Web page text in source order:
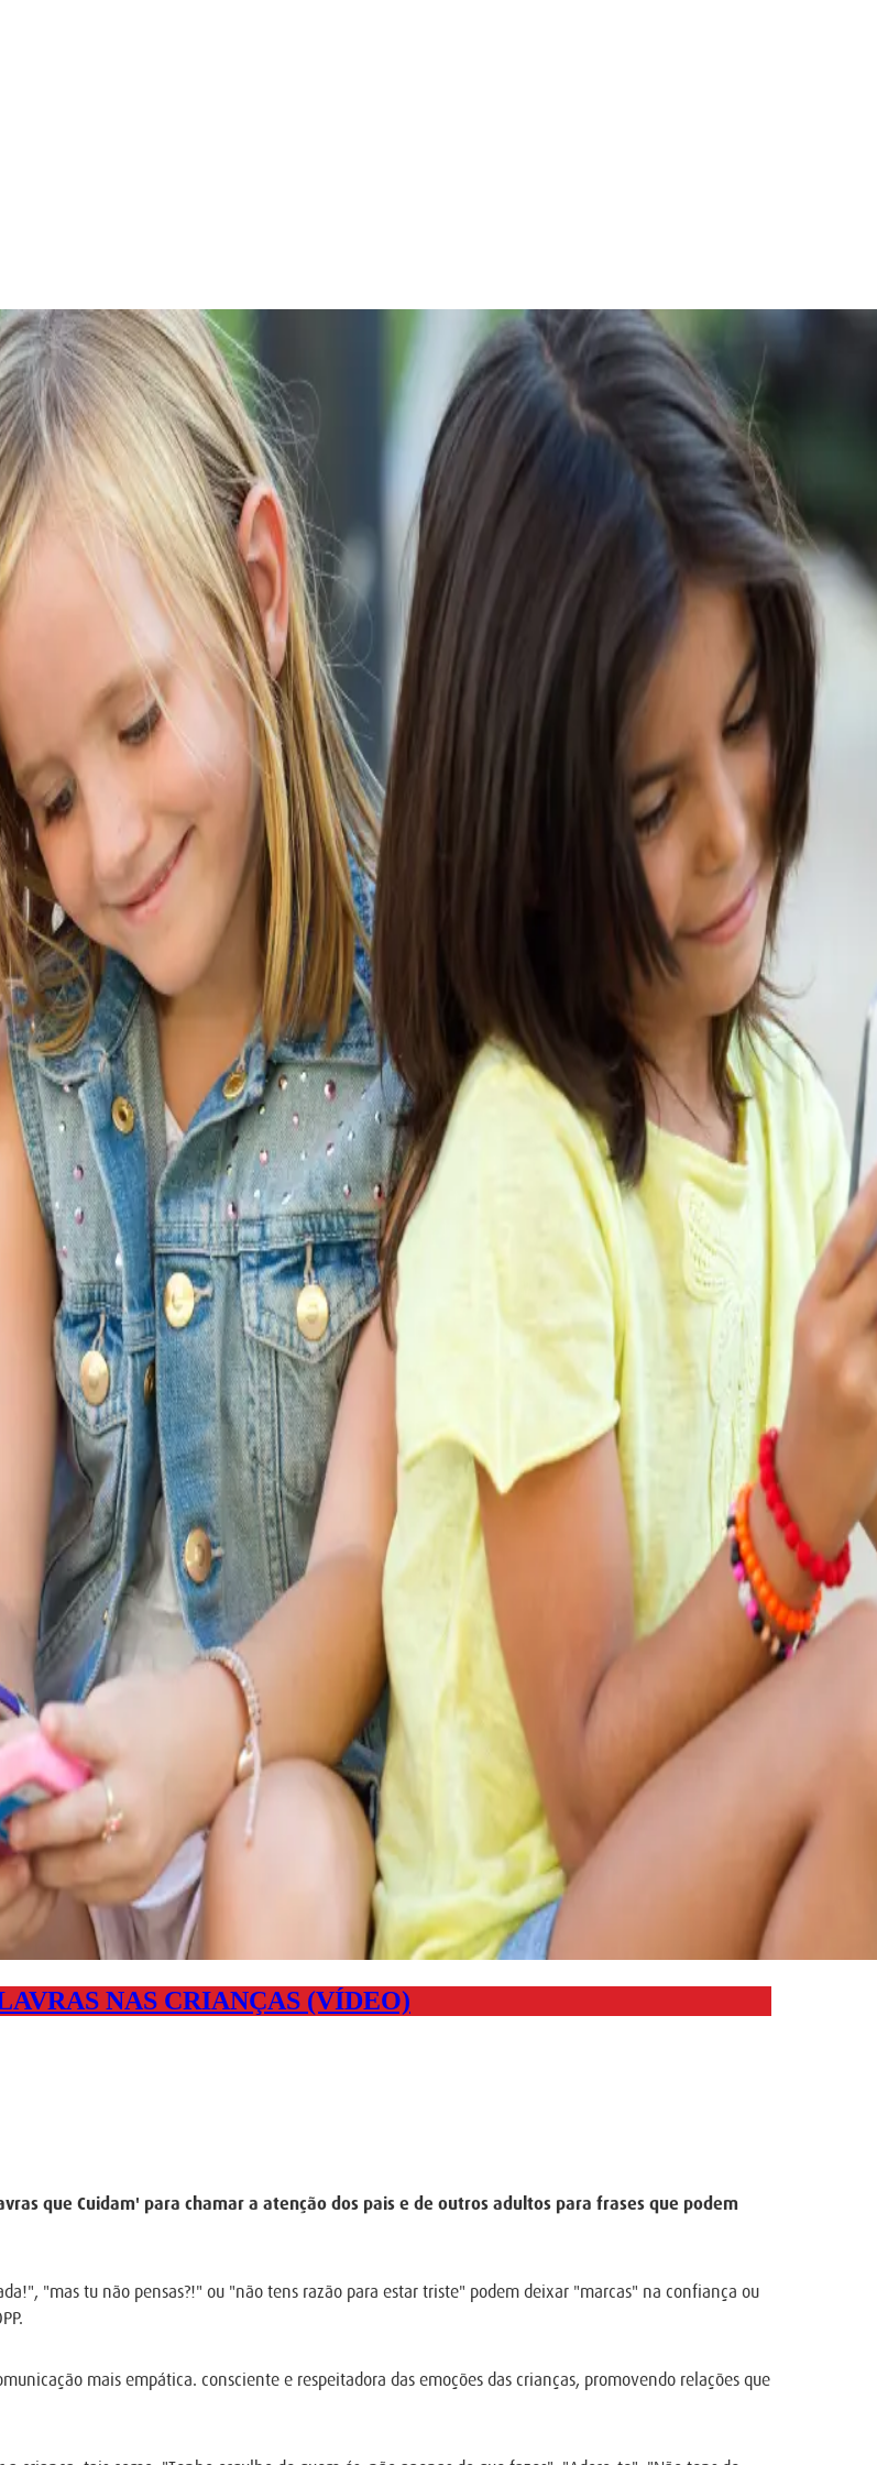
NAS CRIANÇAS (VÍDEO)
que Cuidam' para chamar a atenção dos pais e de outros adultos para frases que podem
"mas tu não pensas?!" ou "não tens razão para estar triste" podem deixar "marcas" na confiança ou
mais empática. consciente e respeitadora das emoções das crianças, promovendo relações que